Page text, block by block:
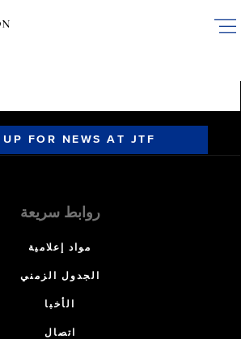
UP FOR NEWS AT JTF
روابط سريعة
مواد إعلامية
الجدول الزمني
الأخبا
اتصال